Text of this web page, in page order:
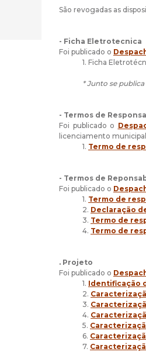
São revogadas as
- Ficha Eletrotecnica
Foi publicado o
1. Ficha
* Junto se publica
- Termos de
Foi publicado o
licenciamento
1. Termo de
- Termos de
Foi publicado o
1. Termo de
2. Declaração
3. Termo de
4. Termo de
. Projeto
Foi publicado o
1. Identificação
2.
3.
4.
5.
6.
7.